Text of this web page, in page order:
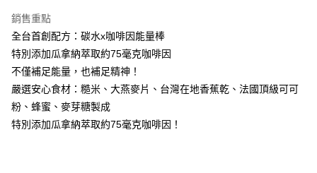
台新國際商業銀行
台灣樂天信用卡公司
元大商業銀行
玉山商業銀行
台灣樂天信用卡公司
聯邦商業銀行
元大商業銀行
玉山商業銀行
台新國際商業銀行
悠遊付
Google Pay
AFTEE先享後付
相關說明
【關於「AFTEE先享後付」】
AFTEE先享後付是「在收到商品之後才付款」的支付方式。 讓您購物簡單
便利好安心！
ATM付款
銷售重點
全台首創配方：碳水x咖啡因能量棒
特別添加瓜拿納萃取約75毫克咖啡因
不僅補足能量，也補足精神！
嚴選安心食材：糙米、大燕麥片、台灣在地香蕉乾、法國頂級可可
粉、蜂蜜、麥芽糖製成
特別添加瓜拿納萃取約75毫克咖啡因！